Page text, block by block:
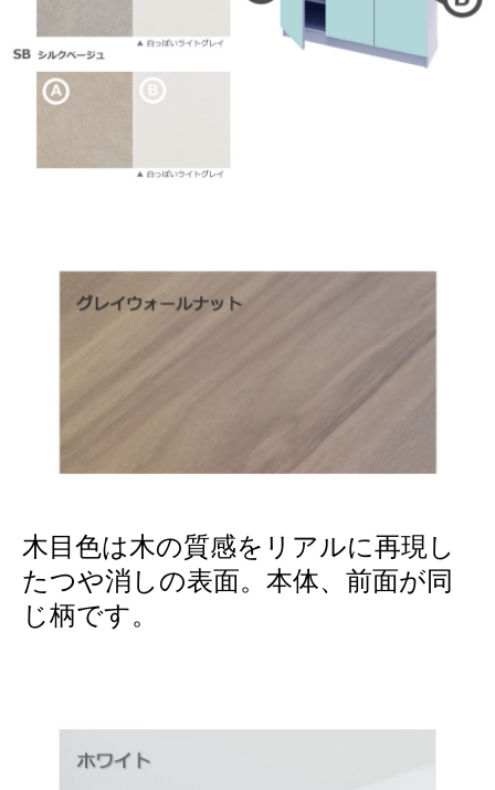
木目色は木の質感をリアルに再現し
たつや消しの表面。本体、前面が同
じ柄です。